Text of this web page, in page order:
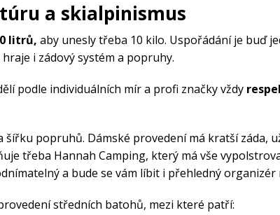
a skialpinismus
litrů, aby unesly třeba 10 kilo. Uspořádání je buď
i zádový systém a popruhy.
podle individuálních mír a profi značky vždy
šířku popruhů. Dámské provedení má kratší záda,
třeba Hannah Camping, který má vše
a bude se vám líbit i přehledný organizér
středních batohů, mezi které patří: